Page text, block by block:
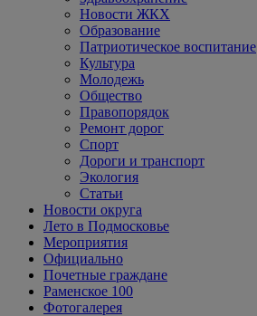
Новости ЖКХ
Образование
Патриотическое воспитание
Культура
Молодежь
Общество
Правопорядок
Ремонт дорог
Спорт
Дороги и транспорт
Экология
Статьи
Новости округа
Лето в Подмосковье
Мероприятия
Официально
Почетные граждане
Раменское 100
Фотогалерея